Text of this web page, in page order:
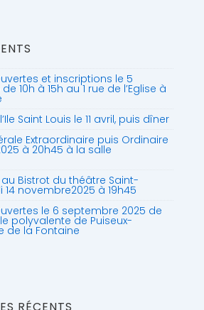
et inscriptions le 5
10h à 15h au 1 rue de l’Eglise à
Saint Louis le 11 avril, puis dîner
Extraordinaire puis Ordinaire
à 20h45 à la salle
Bistrot du théâtre Saint-
novembre2025 à 19h45
le 6 septembre 2025 de
polyvalente de Puiseux-
de la Fontaine
RÉCENTS